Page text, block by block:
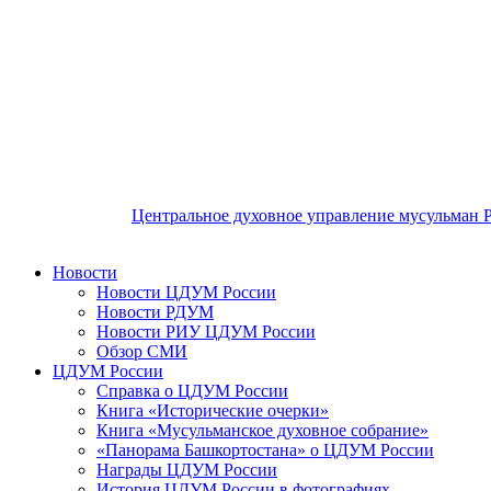
Центральное духовное управление мусульман
Новости
Новости ЦДУМ России
Новости РДУМ
Новости РИУ ЦДУМ России
Обзор СМИ
ЦДУМ России
Справка о ЦДУМ России
Книга «Исторические очерки»
Книга «Мусульманское духовное собрание»
«Панорама Башкортостана» о ЦДУМ России
Награды ЦДУМ России